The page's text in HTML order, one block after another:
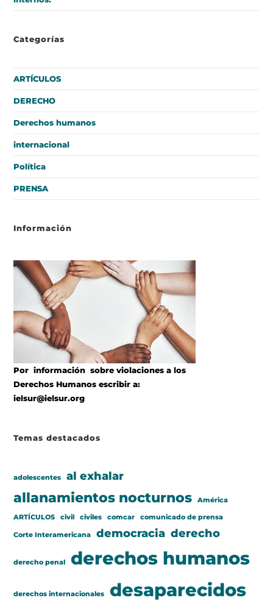
Categorías
ARTÍCULOS
DERECHO
Derechos humanos
internacional
Política
PRENSA
Información
Por información sobre violaciones a los
Derechos Humanos escribir a:
ielsur@ielsur.org
Temas destacados
adolescentes al exhalar
allanamientos nocturnos América
ARTÍCULOS civil civiles comcar comunicado de prensa
Corte Interamericana democracia derecho
derecho penal derechos humanos
derechos internacionales desaparecidos